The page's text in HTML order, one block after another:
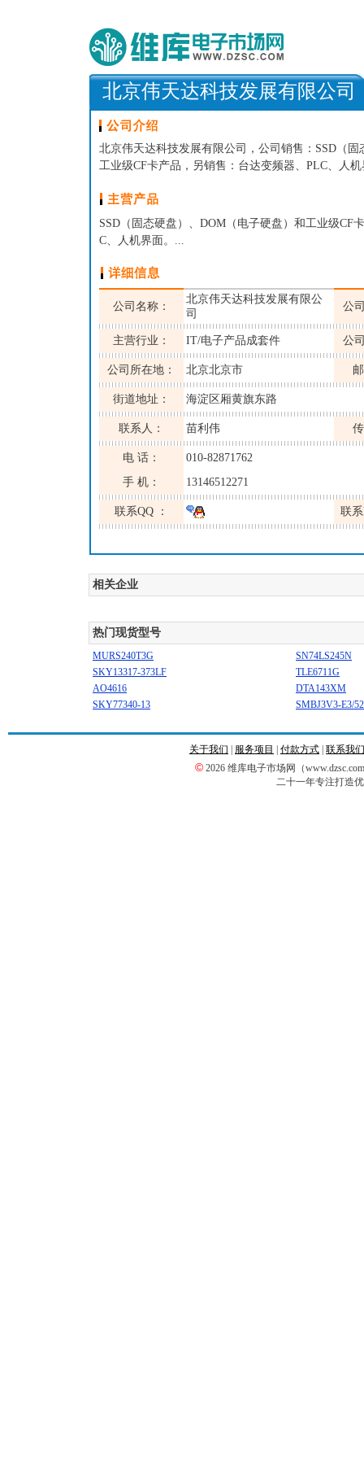
北京伟天达科技发展有限公司
北京伟天达科技发展有限公司，公司销售：SSD（
工业级CF卡产品，另销售：台达变频器、PLC、人
SSD（固态硬盘）、DOM（电子硬盘）和工业级CF
C、人机界面。...
公司名称：
北京伟天达科技发展有限公
司
公
主营行业： IT/电子产品成套件 公
公司所在地： 北京北京市
街道地址： 海淀区厢黄旗东路
联系人： 苗利伟
电 话：
010-82871762
手 机：
13146512271
联系QQ ： 联
相关企业
热门现货型号
MURS240T3G
SN74LS245N
SKY13317-373LF
TLE6711G
AO4616
DTA143XM
SKY77340-13
SMBJ3V3-E3/52
关于我们 服务项目 付款方式 联系我们
© 2026 维库电子市场网（
二十一年专注打造